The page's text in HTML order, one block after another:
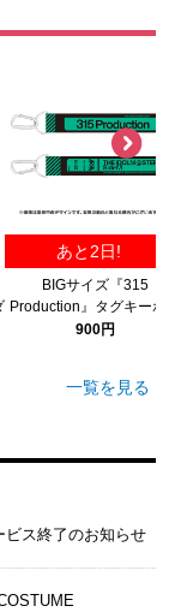
あと2日!
BIGサイズ『315
Production』タグキーホ
ダー
900円
一覧を見る
ス終了のお知らせ​